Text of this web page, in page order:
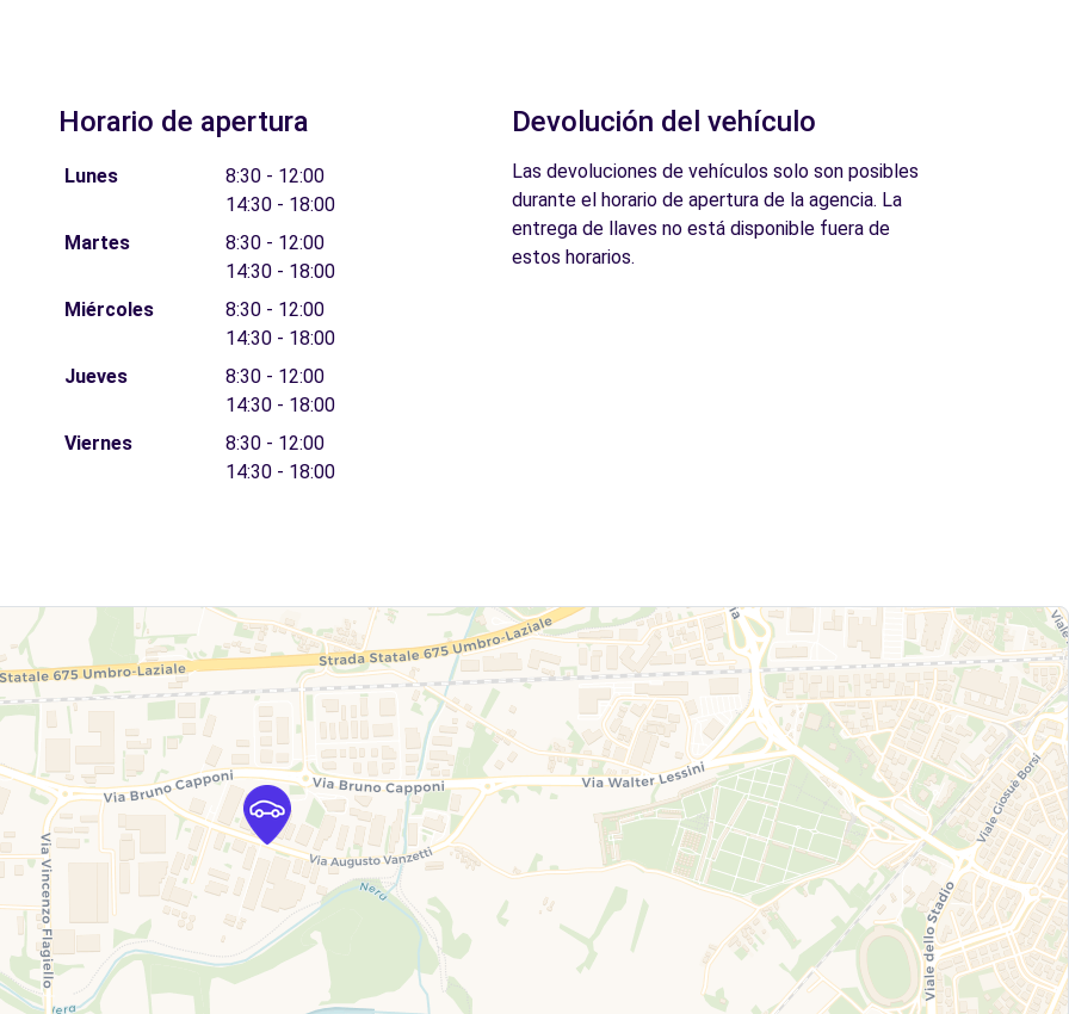
Horario de apertura
Lunes
8:30 - 12:00
14:30 - 18:00
Martes
8:30 - 12:00
14:30 - 18:00
Miércoles
8:30 - 12:00
14:30 - 18:00
Jueves
8:30 - 12:00
14:30 - 18:00
Viernes
8:30 - 12:00
14:30 - 18:00
Devolución del vehículo
Las devoluciones de vehículos solo son posibles
durante el horario de apertura de la agencia. La
entrega de llaves no está disponible fuera de
estos horarios.